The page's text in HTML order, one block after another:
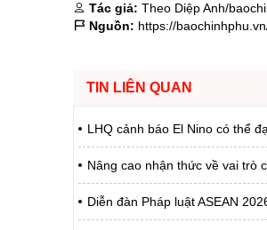
Tác giả: Theo Diệp Anh/
Nguồn: https://
TIN LIÊN QUAN
LHQ cảnh báo El Nino có thể
Nâng cao nhận thức về vai trò
Diễn đàn Pháp luật ASEAN